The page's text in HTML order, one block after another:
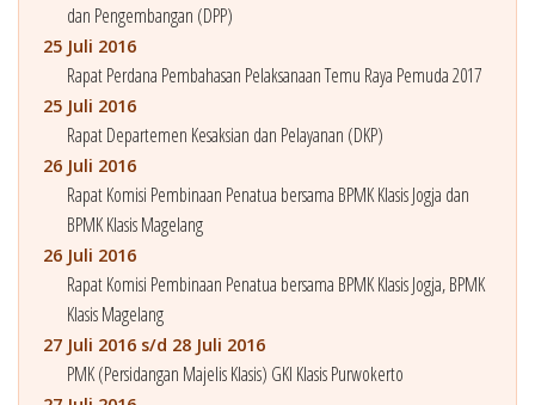
dan Pengembangan (DPP)
25 Juli 2016
Rapat Perdana Pembahasan Pelaksanaan Temu Raya Pemuda 2017
25 Juli 2016
Rapat Departemen Kesaksian dan Pelayanan (DKP)
26 Juli 2016
Rapat Komisi Pembinaan Penatua bersama BPMK Klasis Jogja dan
BPMK Klasis Magelang
26 Juli 2016
Rapat Komisi Pembinaan Penatua bersama BPMK Klasis Jogja, BPMK
Klasis Magelang
27 Juli 2016 s/d 28 Juli 2016
PMK (Persidangan Majelis Klasis) GKI Klasis Purwokerto